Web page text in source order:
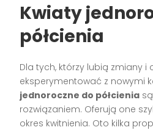
Kwiaty
półcienia
Dla tych, którzy lubią zmiany i
eksperymentować z nowymi
jednoroczne do półcienia
rozwiązaniem. Oferują one
okres kwitnienia. Oto kilka